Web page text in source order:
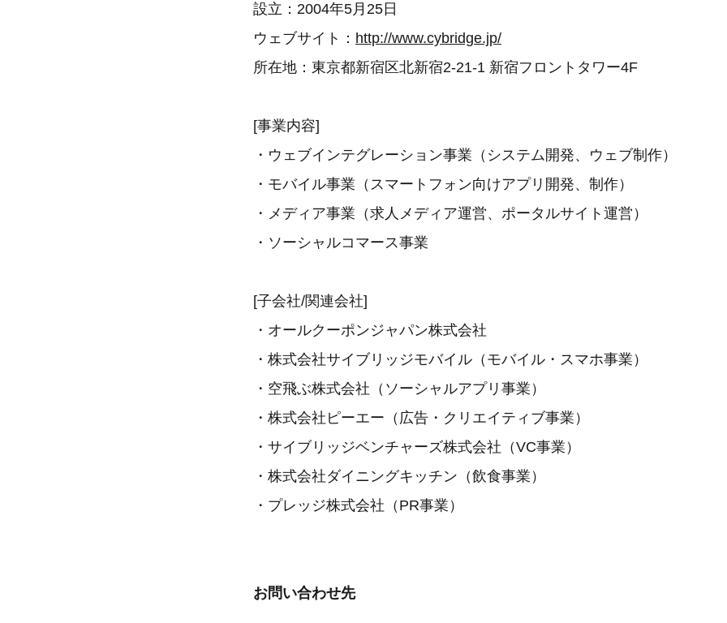
設立：2004年5月25日
ウェブサイト： http://www.cybridge.jp/
所在地：東京都新宿区北新宿2-21-1 新宿フロントタワー4F
[事業内容]
・ウェブインテグレーション事業（システム開発、ウェブ制作）
・モバイル事業（スマートフォン向けアプリ開発、制作）
・メディア事業（求人メディア運営、ポータルサイト運営）
・ソーシャルコマース事業
[子会社/関連会社]
・オールクーポンジャパン株式会社
・株式会社サイブリッジモバイル（モバイル・スマホ事業）
・空飛ぶ株式会社（ソーシャルアプリ事業）
・株式会社ピーエー（広告・クリエイティブ事業）
・サイブリッジベンチャーズ株式会社（VC事業）
・株式会社ダイニングキッチン（飲食事業）
・プレッジ株式会社（PR事業）
お問い合わせ先